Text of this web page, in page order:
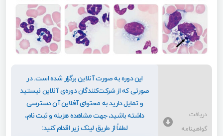
دریافت
گواهینامه
این دوره به صورت آنلاین برگزار شده است. در
صورتی که از شرکت‌کنندگان دوره‌ی آنلاین نیستید
و تمایل دارید به محتوای آفلاین آن دسترسی
داشته باشید، جهت مشاهده هزینه و ثبت نام،
لطفاً از طریق لینک زیر اقدام کنید: